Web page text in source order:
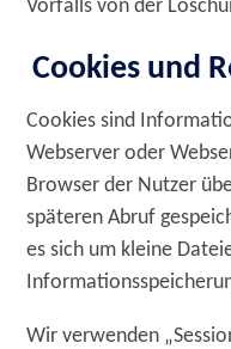
Vorfalls von der
Cookies und
Cookies sind
Webserver oder
Browser der Nutzer
späteren Abruf
es sich um kleine
Wir verwenden